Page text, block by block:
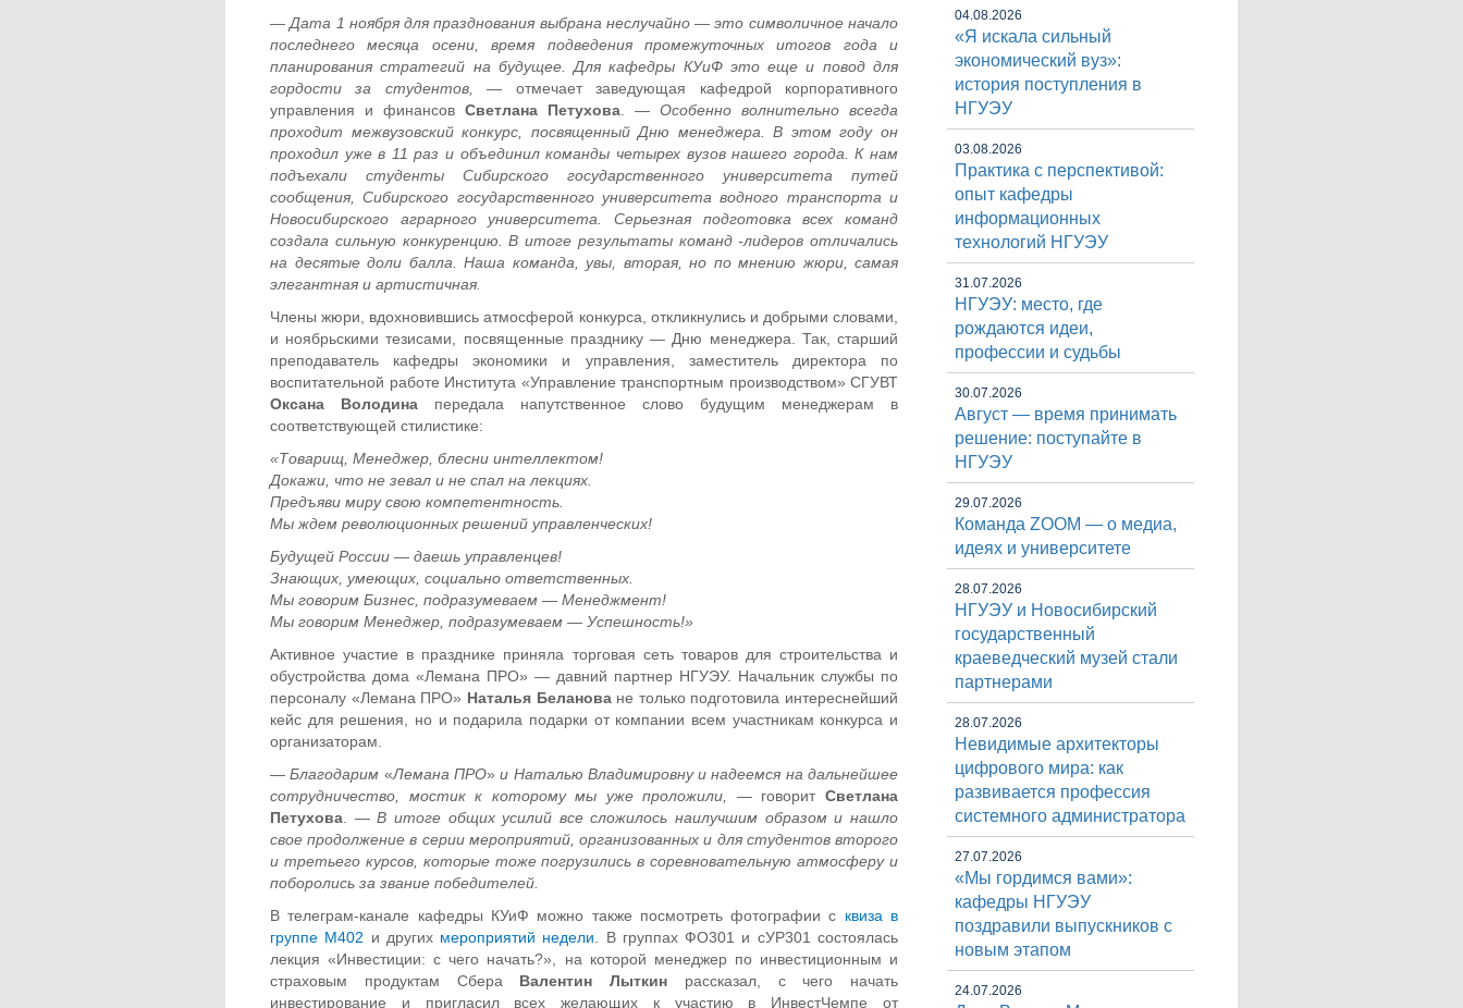
— Дата 1 ноября для празднования выбрана неслучайно — это символичное начало
последнего месяца осени, время подведения промежуточных итогов года и
планирования стратегий на будущее. Для кафедры КУиФ это еще и повод для
гордости за студентов, — отмечает заведующая кафедрой корпоративного
управления и финансов Светлана Петухова
— Особенно волнительно всегда
проходит межвузовский конкурс, посвященный Дню менеджера. В этом году он
проходил уже в 11 раз и объединил команды четырех вузов нашего города. К нам
подъехали студенты Сибирского государственного университета путей
сообщения, Сибирского государственного университета водного транспорта и
Новосибирского аграрного университета. Серьезная подготовка всех команд
создала сильную конкуренцию. В итоге результаты команд -лидеров отличались
на десятые доли балла. Наша команда, увы, вторая, но по мнению жюри, самая
элегантная и артистичная.
Члены жюри, вдохновившись атмосферой конкурса, откликнулись и добрыми словами,
и ноябрьскими тезисами, посвященные празднику— Дню менеджера. Так, старший
преподаватель кафедры экономики и управления, заместитель директора по
воспитательной работе Института «Управление транспортным производством» СГУВТ
Оксана Володина передала напутственное слово будущим менеджерам в
соответствующей стилистике:
«Товарищ, Менеджер, блесни интеллектом!
Докажи, что не зевал и не спал на лекциях.
Предъяви миру свою компетентность.
Мы ждем революционных решений управленческих!
Будущей России — даешь управленцев!
Знающих, умеющих, социально ответственных.
Мы говорим Бизнес, подразумеваем — Менеджмент!
Мы говорим Менеджер, подразумеваем — Успешность!»
Активное участие в празднике приняла торговая сеть товаров для строительства и
обустройства дома «Лемана ПРО» — давний партнер НГУЭУ. Начальник службы по
персоналу «Лемана ПРО» Наталья Белановане только подготовила интереснейший
кейс для решения, но и подарила подарки от компании всем участникам конкурса и
организаторам.
— Благодарим «Лемана ПРО» и Наталью Владимировну и надеемся на дальнейшее
сотрудничество, мостик к которому мы уже проложили, —говоритСветлана
Петухова
— В итоге общих усилий все сложилось наилучшим образом и нашло
свое продолжение в серии мероприятий, организованных и для студентов второго
и третьего курсов, которые тоже погрузились в соревновательную атмосферу и
поборолись за звание победителей.
В телеграм-канале кафедры КУиФ можно также посмотреть фотографии с квиза в
группе М402 и других мероприятий недели . В группах ФО301 и сУР301 состоялась
лекция «Инвестиции: с чего начать?», на которой менеджер по инвестиционным и
страховым продуктам Сбера Валентин Лыткин рассказал, с чего начать
инвестирование и пригласил всех желающих к участию в ИнвестЧемпе от
04.08.2026
«Я искала сильный
экономический вуз»:
история поступления в
НГУЭУ
03.08.2026
Практика с перспективой:
опыт кафедры
информационных
технологий НГУЭУ
31.07.2026
НГУЭУ: место, где
рождаются идеи,
профессии и судьбы
30.07.2026
Август — время принимать
решение: поступайте в
НГУЭУ
29.07.2026
Команда ZOOM — о медиа,
идеях и университете
28.07.2026
НГУЭУ и Новосибирский
государственный
краеведческий музей стали
партнерами
28.07.2026
Невидимые архитекторы
цифрового мира: как
развивается профессия
системного администратора
27.07.2026
«Мы гордимся вами»:
кафедры НГУЭУ
поздравили выпускников с
новым этапом
24.07.2026